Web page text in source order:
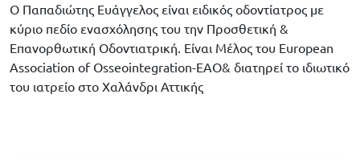
Ο Παπαδιώτης Ευάγγελος είναι ειδικός οδοντίατρος με
κύριο πεδίο ενασχόλησης του την Προσθετική &
Επανορθωτική Οδοντιατρική. Είναι Μέλος του European
Association of Osseointegration-EAO& διατηρεί το ιδιωτικό
του ιατρείο στο Χαλάνδρι Αττικής